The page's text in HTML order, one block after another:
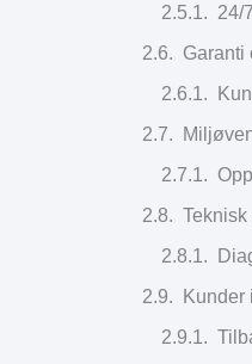
24/
Garanti
Kunder